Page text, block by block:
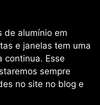
de alumínio em
e janelas tem uma
continua. Esse
sempre
no site no blog e